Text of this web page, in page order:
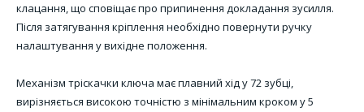
клацання, що сповіщає про припинення докладання зусилля.
Після затягування кріплення необхідно повернути ручку
налаштування у вихідне положення.
Механізм тріскачки ключа має плавний хід у 72 зубці,
вирізняється високою точністю з мінімальним кроком у 5